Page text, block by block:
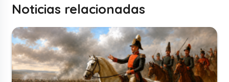
Noticias relacionadas